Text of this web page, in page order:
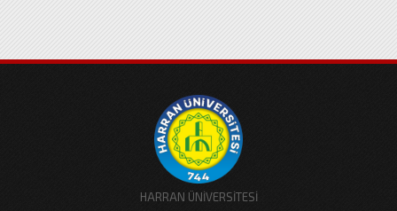
HARRAN ÜNİVERSİTESİ